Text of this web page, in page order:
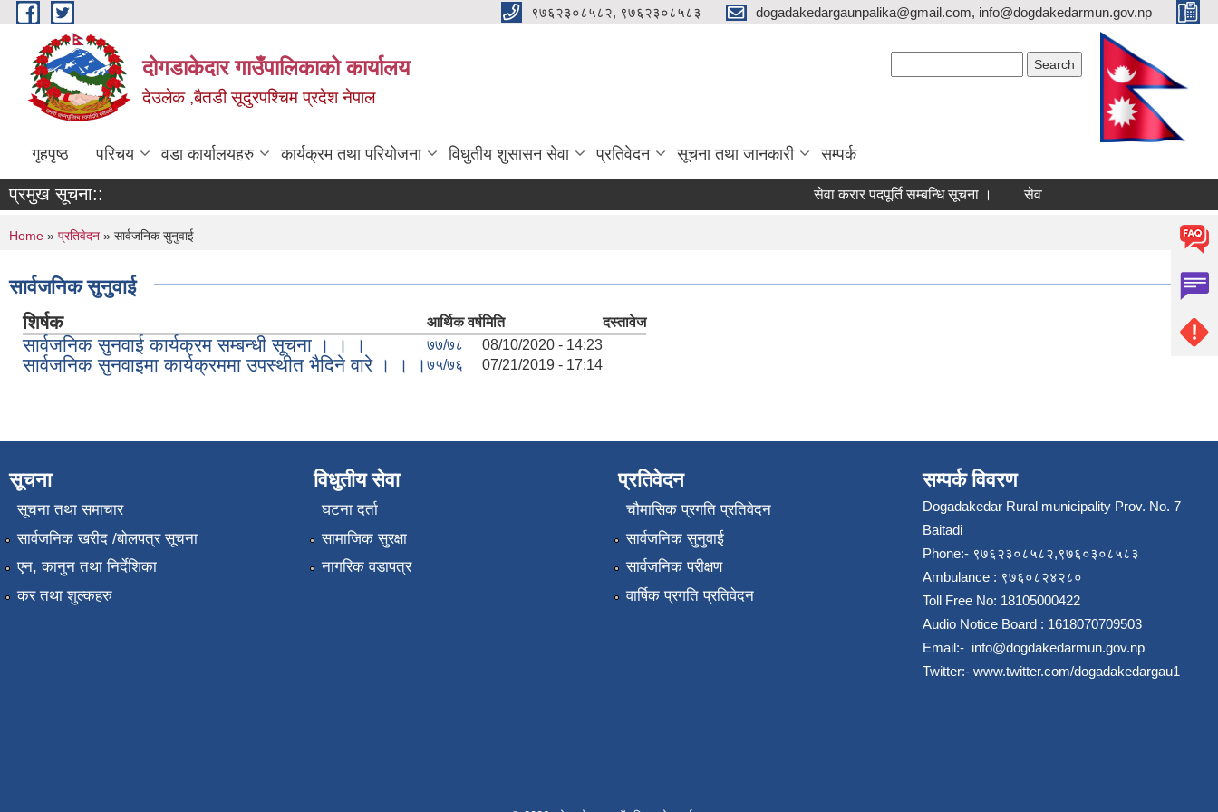
Skip to main content ९७६२३०८५८२, ९७६२३०८५८३ dogadakedargaunpalika@gmail.com, info@dogdakedarmun.gov.np
दोगडाकेदार गाउँपालिकाको कार्यालय
देउलेक ,बैतडी सूदुरपश्चिम प्रदेश नेपाल
गृहपृष्ठ परिचय वडा कार्यालयहरु कार्यक्रम तथा परियोजना विधुतीय शुसासन सेवा प्रतिवेदन सूचना तथा जानकारी सम्पर्क
प्रमुख सूचना:: सेवा करार पदपूर्ति सम्बन्धि सूचना । सेवा करार पदपूर्ति सम्बन्धि सूचना ।
You are here
Home » प्रतिवेदन » सार्वजनिक सुनुवाई
सार्वजनिक सुनुवाई
शिर्षक आर्थिक वर्षमिति दस्तावेज
सार्वजनिक सुनवाई कार्यक्रम सम्बन्धी सूचना । । । ७७/७८ 08/10/2020 - 14:23
सार्वजनिक सुनवाइमा कार्यक्रममा उपस्थीत भैदिने वारे । । । ७५/७६ 07/21/2019 - 17:14
सूचना
सूचना तथा समाचार
सार्वजनिक खरीद /बोलपत्र सूचना
एन, कानुन तथा निर्देशिका
कर तथा शुल्कहरु
विधुतीय सेवा
घटना दर्ता
सामाजिक सुरक्षा
नागरिक वडापत्र
प्रतिवेदन
चौमासिक प्रगति प्रतिवेदन
सार्वजनिक सुनुवाई
सार्वजनिक परीक्षण
वार्षिक प्रगति प्रतिवेदन
सम्पर्क विवरण
Dogadakedar Rural municipality Prov. No. 7
Baitadi
Phone:- ९७६२३०८५८२,९७६०३०८५८३
Ambulance : ९७६०८२४२८०
Toll Free No: 18105000422
Audio Notice Board : 1618070709503
Email:- info@dogdakedarmun.gov.np
Twitter:- www.twitter.com/dogadakedargau1